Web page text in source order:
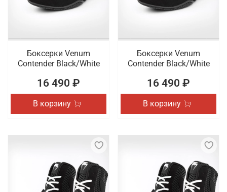
Боксерки Venum
Contender Black/White
16 490 ₽
В корзину
Боксерки Venum
Contender Black/White
16 490 ₽
В корзину